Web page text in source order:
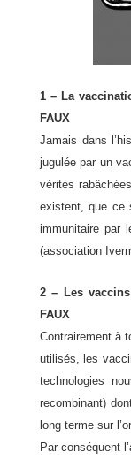
1 – La
FAUX
Jamais dans
jugulée par un
vérités
existent, que ce
immunitaire par
(association
2 – Les
FAUX
Contrairement à
utilisés, les
technologies
recombinant)
long terme sur
Par conséquent